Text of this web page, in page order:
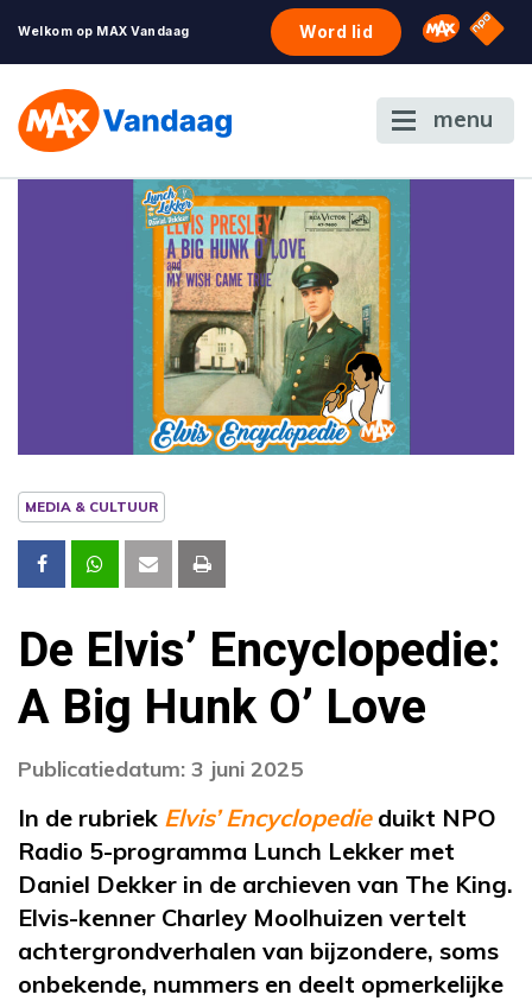
Welkom op MAX Vandaag Word lid Omroep
NPO
menu
MEDIA & CULTUUR
De Elvis’ Encyclopedie:
A Big Hunk O’ Love
Publicatiedatum: 3 juni 2025
In de rubriek Elvis’ Encyclopedieduikt NPO
Radio 5-programma Lunch Lekker met
Daniel Dekker in de archieven van The King.
Elvis-kenner Charley Moolhuizen vertelt
achtergrondverhalen van bijzondere, soms
onbekende, nummers en deelt opmerkelijke